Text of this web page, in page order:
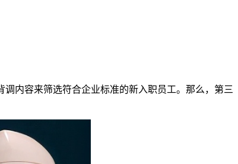
内容来筛选符合企业标准的新入职员工。那么，第三